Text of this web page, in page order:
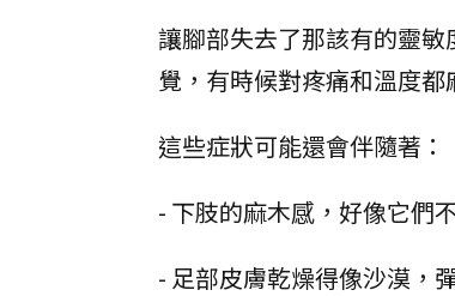
讓腳部失去了那該有的靈
覺，有時候對疼痛和溫度都
這些症狀可能還會伴隨著：
- 下肢的麻木感，好像它們
- 足部皮膚乾燥得像沙漠，